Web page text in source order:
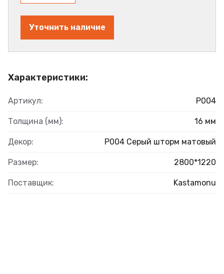
Характеристики:
Артикул: Р004
Толщина (мм): 16 мм
Декор: Р004 Серый шторм матовый
Размер: 2800*1220
Поставщик: Kastamonu
Уточнить наличие